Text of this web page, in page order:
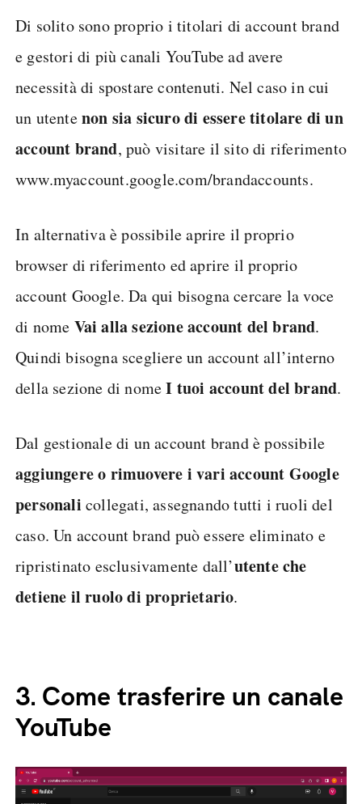
Di solito sono proprio i titolari di account brand
e gestori di più canali YouTube ad avere
necessità di spostare contenuti. Nel caso in cui
un utentenon sia sicuro di essere titolare di un
account brand, può visitare il sito di riferimento
www.myaccount.google.com/brandaccounts.
In alternativa è possibile aprire il proprio
browser di riferimento ed aprire il proprio
account Google. Da qui bisogna cercare la voce
di nome Vai alla sezione account del brand.
Quindi bisogna scegliere un account all’interno
della sezione di nomeI tuoi account del brand.
Dal gestionale di un account brand è possibile
aggiungere o rimuovere i vari account Google
personali collegati, assegnando tutti i ruoli del
caso. Un account brand può essere eliminato e
ripristinato esclusivamente dall’utente che
detiene il ruolo di proprietario.
3. Come trasferire un canale
YouTube